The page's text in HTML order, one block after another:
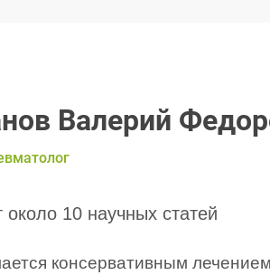
Валерий
около 10 научных статей
консервативным